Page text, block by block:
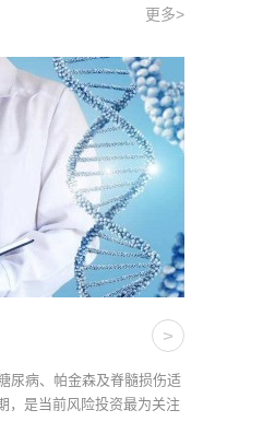
更多>
>
尿病、帕金森及脊髓损伤适
，是当前风险投资最为关注